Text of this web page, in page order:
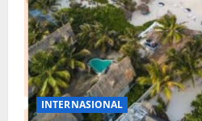
INTERNASIONAL